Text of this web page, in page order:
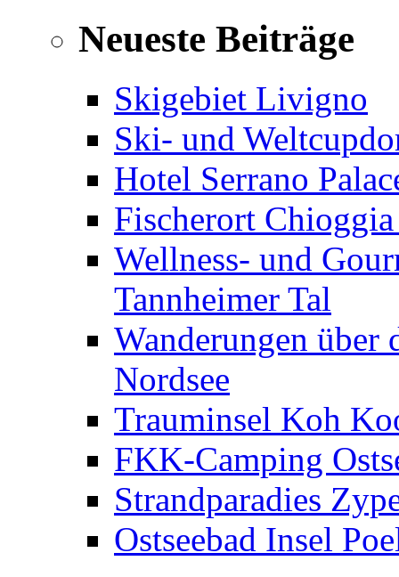
Neueste Beiträge
Skigebiet Livigno
Ski- und
Hotel Serrano
Fischerort
Wellness- und
Tannheimer Tal
Wanderungen über
Nordsee
Trauminsel Koh
FKK-Camping
Strandparadies
Ostseebad Insel